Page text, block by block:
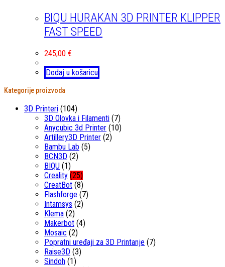
BIQU HURAKAN 3D PRINTER KLIPPER
FAST SPEED
245,00 €
Dodaj u košaricu
Kategorije proizvoda
3D Printeri (104)
3D Olovka i Filamenti (7)
Anycubic 3d Printer (10)
Artillery3D Printer (2)
Bambu Lab (5)
BCN3D (2)
BIQU (1)
Creality (25)
CreatBot (8)
Flashforge (7)
Intamsys (2)
Klema (2)
Makerbot (4)
Mosaic (2)
Popratni uređaji za 3D Printanje (7)
Raise3D (3)
Sindoh (1)